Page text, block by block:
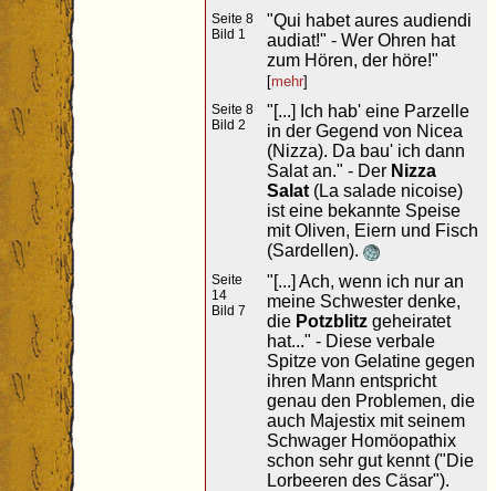
Seite 8
Bild 1
"Qui habet aures audiendi
audiat!" - Wer Ohren hat
zum Hören, der höre!"
[mehr]
Seite 8
Bild 2
"[...] Ich hab' eine Parzelle
in der Gegend von Nicea
(Nizza). Da bau' ich dann
Salat an." - Der Nizza
Salat (La salade nicoise)
ist eine bekannte Speise
mit Oliven, Eiern und Fisch
(Sardellen).
Seite
14
Bild 7
"[...] Ach, wenn ich nur an
meine Schwester denke,
die Potzblitz geheiratet
hat..." - Diese verbale
Spitze von Gelatine gegen
ihren Mann entspricht
genau den Problemen, die
auch Majestix mit seinem
Schwager Homöopathix
schon sehr gut kennt ("Die
Lorbeeren des Cäsar").